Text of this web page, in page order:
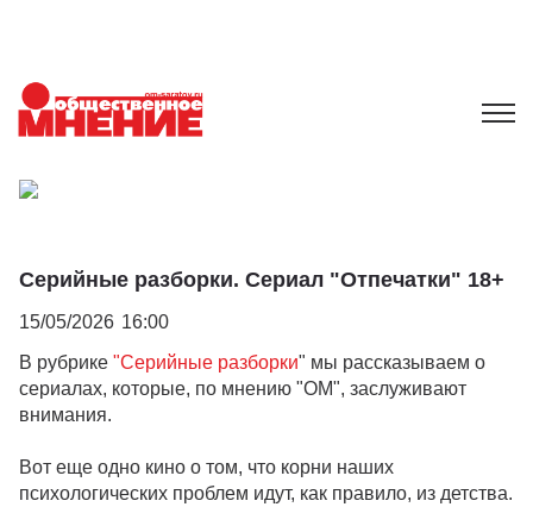
Серийные разборки. Сериал "Отпечатки" 18+
15/05/2026 16:00
В рубрике "Серийные разборки" мы рассказываем о
сериалах, которые, по мнению "ОМ", заслуживают
внимания.
Вот еще одно кино о том, что корни наших
психологических проблем идут, как правило, из детства.